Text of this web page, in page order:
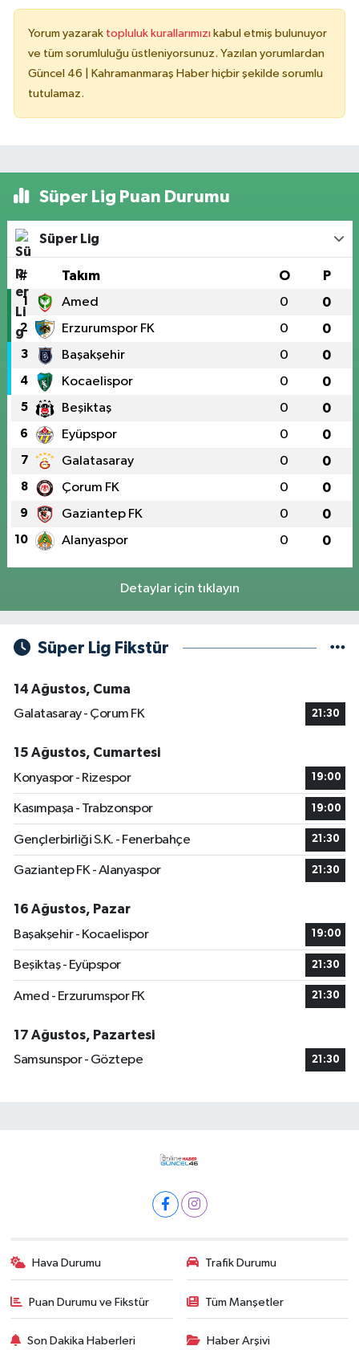
Yorum yazarak topluluk kurallarımızı kabul etmiş bulunuyor
ve tüm sorumluluğu üstleniyorsunuz. Yazılan yorumlardan
Güncel 46 | Kahramanmaraş Haber hiçbir şekilde sorumlu
tutulamaz.
Süper Lig Puan Durumu
Süper Lig
# Takım O P
1 Amed 0 0
2 Erzurumspor FK 0 0
3 Başakşehir 0 0
4 Kocaelispor 0 0
5 Beşiktaş 0 0
6 Eyüpspor 0 0
7 Galatasaray 0 0
8 Çorum FK 0 0
9 Gaziantep FK 0 0
10 Alanyaspor 0 0
Detaylar için tıklayın
Süper Lig Fikstür
14 Ağustos, Cuma
Galatasaray - Çorum FK
21:30
15 Ağustos, Cumartesi
Konyaspor - Rizespor
19:00
Kasımpaşa - Trabzonspor 19:00
Gençlerbirliği S.K. - Fenerbahçe 21:30
Gaziantep FK - Alanyaspor 21:30
16 Ağustos, Pazar
Başakşehir - Kocaelispor
19:00
Beşiktaş - Eyüpspor 21:30
Amed - Erzurumspor FK 21:30
17 Ağustos, Pazartesi
Samsunspor - Göztepe
21:30
Hava Durumu Trafik Durumu
Puan Durumu ve Fikstür Tüm Manşetler
Son Dakika Haberleri Haber Arşivi